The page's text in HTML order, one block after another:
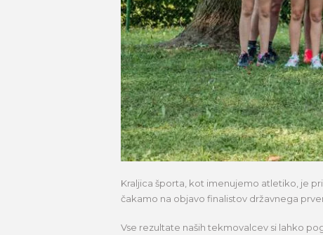
Kraljica športa, kot imenujemo atletiko, je
čakamo na objavo finalistov državnega
Vse rezultate naših tekmovalcev si lahko